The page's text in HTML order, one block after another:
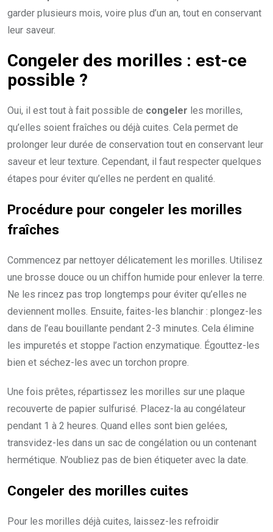
garder plusieurs mois, voire plus d’un an, tout en conservant
leur saveur.
Congeler des morilles : est-ce
possible ?
Oui, il est tout à fait possible de congeler les morilles,
qu’elles soient fraîches ou déjà cuites. Cela permet de
prolonger leur durée de conservation tout en conservant leur
saveur et leur texture. Cependant, il faut respecter quelques
étapes pour éviter qu’elles ne perdent en qualité.
Procédure pour congeler les morilles
fraîches
Commencez par nettoyer délicatement les morilles. Utilisez
une brosse douce ou un chiffon humide pour enlever la terre.
Ne les rincez pas trop longtemps pour éviter qu’elles ne
deviennent molles. Ensuite, faites-les blanchir : plongez-les
dans de l’eau bouillante pendant 2-3 minutes. Cela élimine
les impuretés et stoppe l’action enzymatique. Égouttez-les
bien et séchez-les avec un torchon propre.
Une fois prêtes, répartissez les morilles sur une plaque
recouverte de papier sulfurisé. Placez-la au congélateur
pendant 1 à 2 heures. Quand elles sont bien gelées,
transvidez-les dans un sac de congélation ou un contenant
hermétique. N’oubliez pas de bien étiqueter avec la date.
Congeler des morilles cuites
Pour les morilles déjà cuites, laissez-les refroidir